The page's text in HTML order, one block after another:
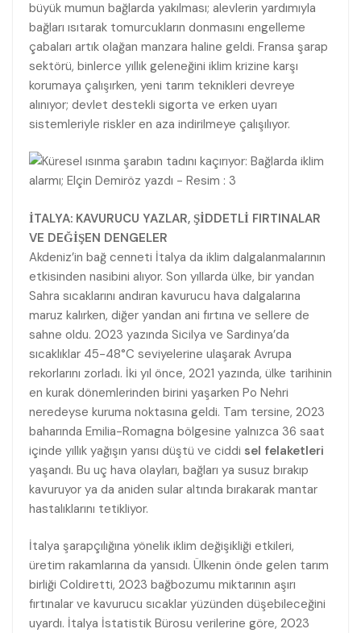
büyük mumun bağlarda yakılması; alevlerin yardımıyla
bağları ısıtarak tomurcukların donmasını engelleme
çabaları artık olağan manzara haline geldi. Fransa şarap
sektörü, binlerce yıllık geleneğini iklim krizine karşı
korumaya çalışırken, yeni tarım teknikleri devreye
alınıyor; devlet destekli sigorta ve erken uyarı
sistemleriyle riskler en aza indirilmeye çalışılıyor.
İTALYA: KAVURUCU YAZLAR, ŞİDDETLİ FIRTINALAR
VE DEĞİŞEN DENGELER
Akdeniz’in bağ cenneti İtalya da iklim dalgalanmalarının
etkisinden nasibini alıyor. Son yıllarda ülke, bir yandan
Sahra sıcaklarını andıran kavurucu hava dalgalarına
maruz kalırken, diğer yandan ani fırtına ve sellere de
sahne oldu. 2023 yazında Sicilya ve Sardinya’da
sıcaklıklar 45-48°C seviyelerine ulaşarak Avrupa
rekorlarını zorladı. İki yıl önce, 2021 yazında, ülke tarihinin
en kurak dönemlerinden birini yaşarken Po Nehri
neredeyse kuruma noktasına geldi. Tam tersine, 2023
baharında Emilia-Romagna bölgesine yalnızca 36 saat
içinde yıllık yağışın yarısı düştü ve ciddi sel felaketleri
yaşandı. Bu uç hava olayları, bağları ya susuz bırakıp
kavuruyor ya da aniden sular altında bırakarak mantar
hastalıklarını tetikliyor.
İtalya şarapçılığına yönelik iklim değişikliği etkileri,
üretim rakamlarına da yansıdı. Ülkenin önde gelen tarım
birliği Coldiretti, 2023 bağbozumu miktarının aşırı
fırtınalar ve kavurucu sıcaklar yüzünden düşebileceğini
uyardı. İtalya İstatistik Bürosu verilerine göre, 2023